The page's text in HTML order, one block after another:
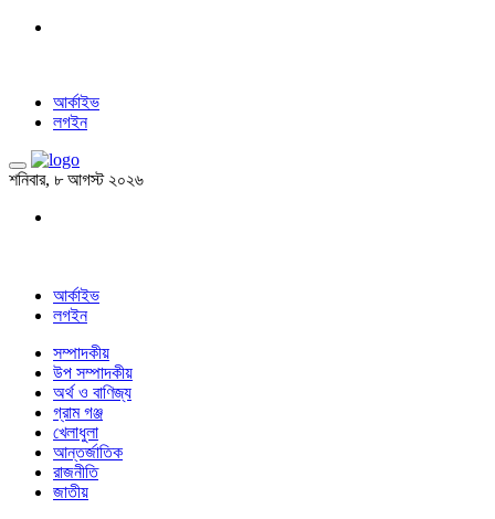
আর্কাইভ
লগইন
শনিবার, ৮ আগস্ট ২০২৬
আর্কাইভ
লগইন
সম্পাদকীয়
উপ সম্পাদকীয়
অর্থ ও বাণিজ্য
গ্রাম গঞ্জ
খেলাধুলা
আন্তর্জাতিক
রাজনীতি
জাতীয়